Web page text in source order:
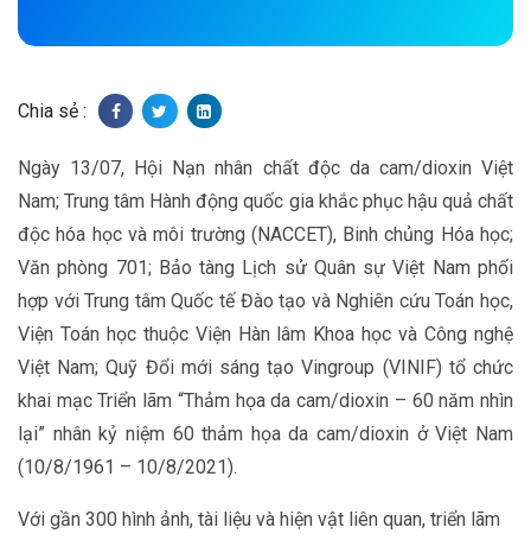
Chia sẻ :
Ngày 13/07, Hội Nạn nhân chất độc da cam/dioxin Việt
Nam; Trung tâm Hành động quốc gia khắc phục hậu quả chất
độc hóa học và môi trường (NACCET), Binh chủng Hóa học;
Văn phòng 701; Bảo tàng Lịch sử Quân sự Việt Nam phối
hợp với Trung tâm Quốc tế Đào tạo và Nghiên cứu Toán học,
Viện Toán học thuộc Viện Hàn lâm Khoa học và Công nghệ
Việt Nam; Quỹ Đổi mới sáng tạo Vingroup (VINIF) tổ chức
khai mạc Triển lãm “Thảm họa da cam/dioxin – 60 năm nhìn
lại” nhân kỷ niệm 60 thảm họa da cam/dioxin ở Việt Nam
(10/8/1961 – 10/8/2021).
Với gần 300 hình ảnh, tài liệu và hiện vật liên quan, triển lãm